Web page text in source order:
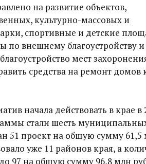
на развитие объектов,
культурно-массовых и
спортивные и детские
по внешнему благоустройству
мест
средства на ремонт домов
начала действовать в крае в
стали шесть
51 проект на общую сумму 61,5
уже 11 районов края, а
97 на общую сумму 96,8 млн